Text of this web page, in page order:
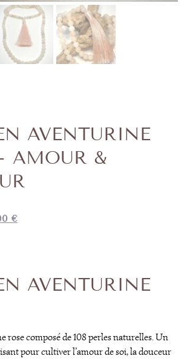
AVENTURINE
AMOUR &
€
AVENTURINE
rose composé de 108 perles naturelles. Un
pour cultiver l’amour de soi, la douceur